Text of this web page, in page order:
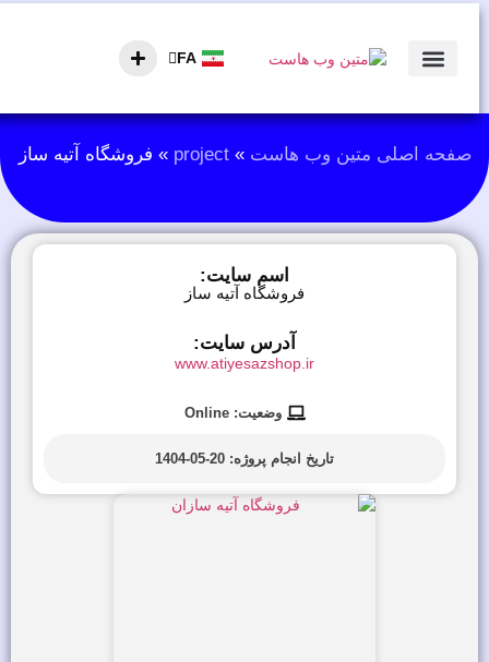
FA
AR
صفحه اصلی متین وب هاست»
project
»فروشگاه آتیه ساز
اسم سایت:
فروشگاه آتیه ساز
آدرس سایت:
www.atiyesazshop.ir
وضعیت: Online
تاریخ انجام پروژه: 20-05-1404